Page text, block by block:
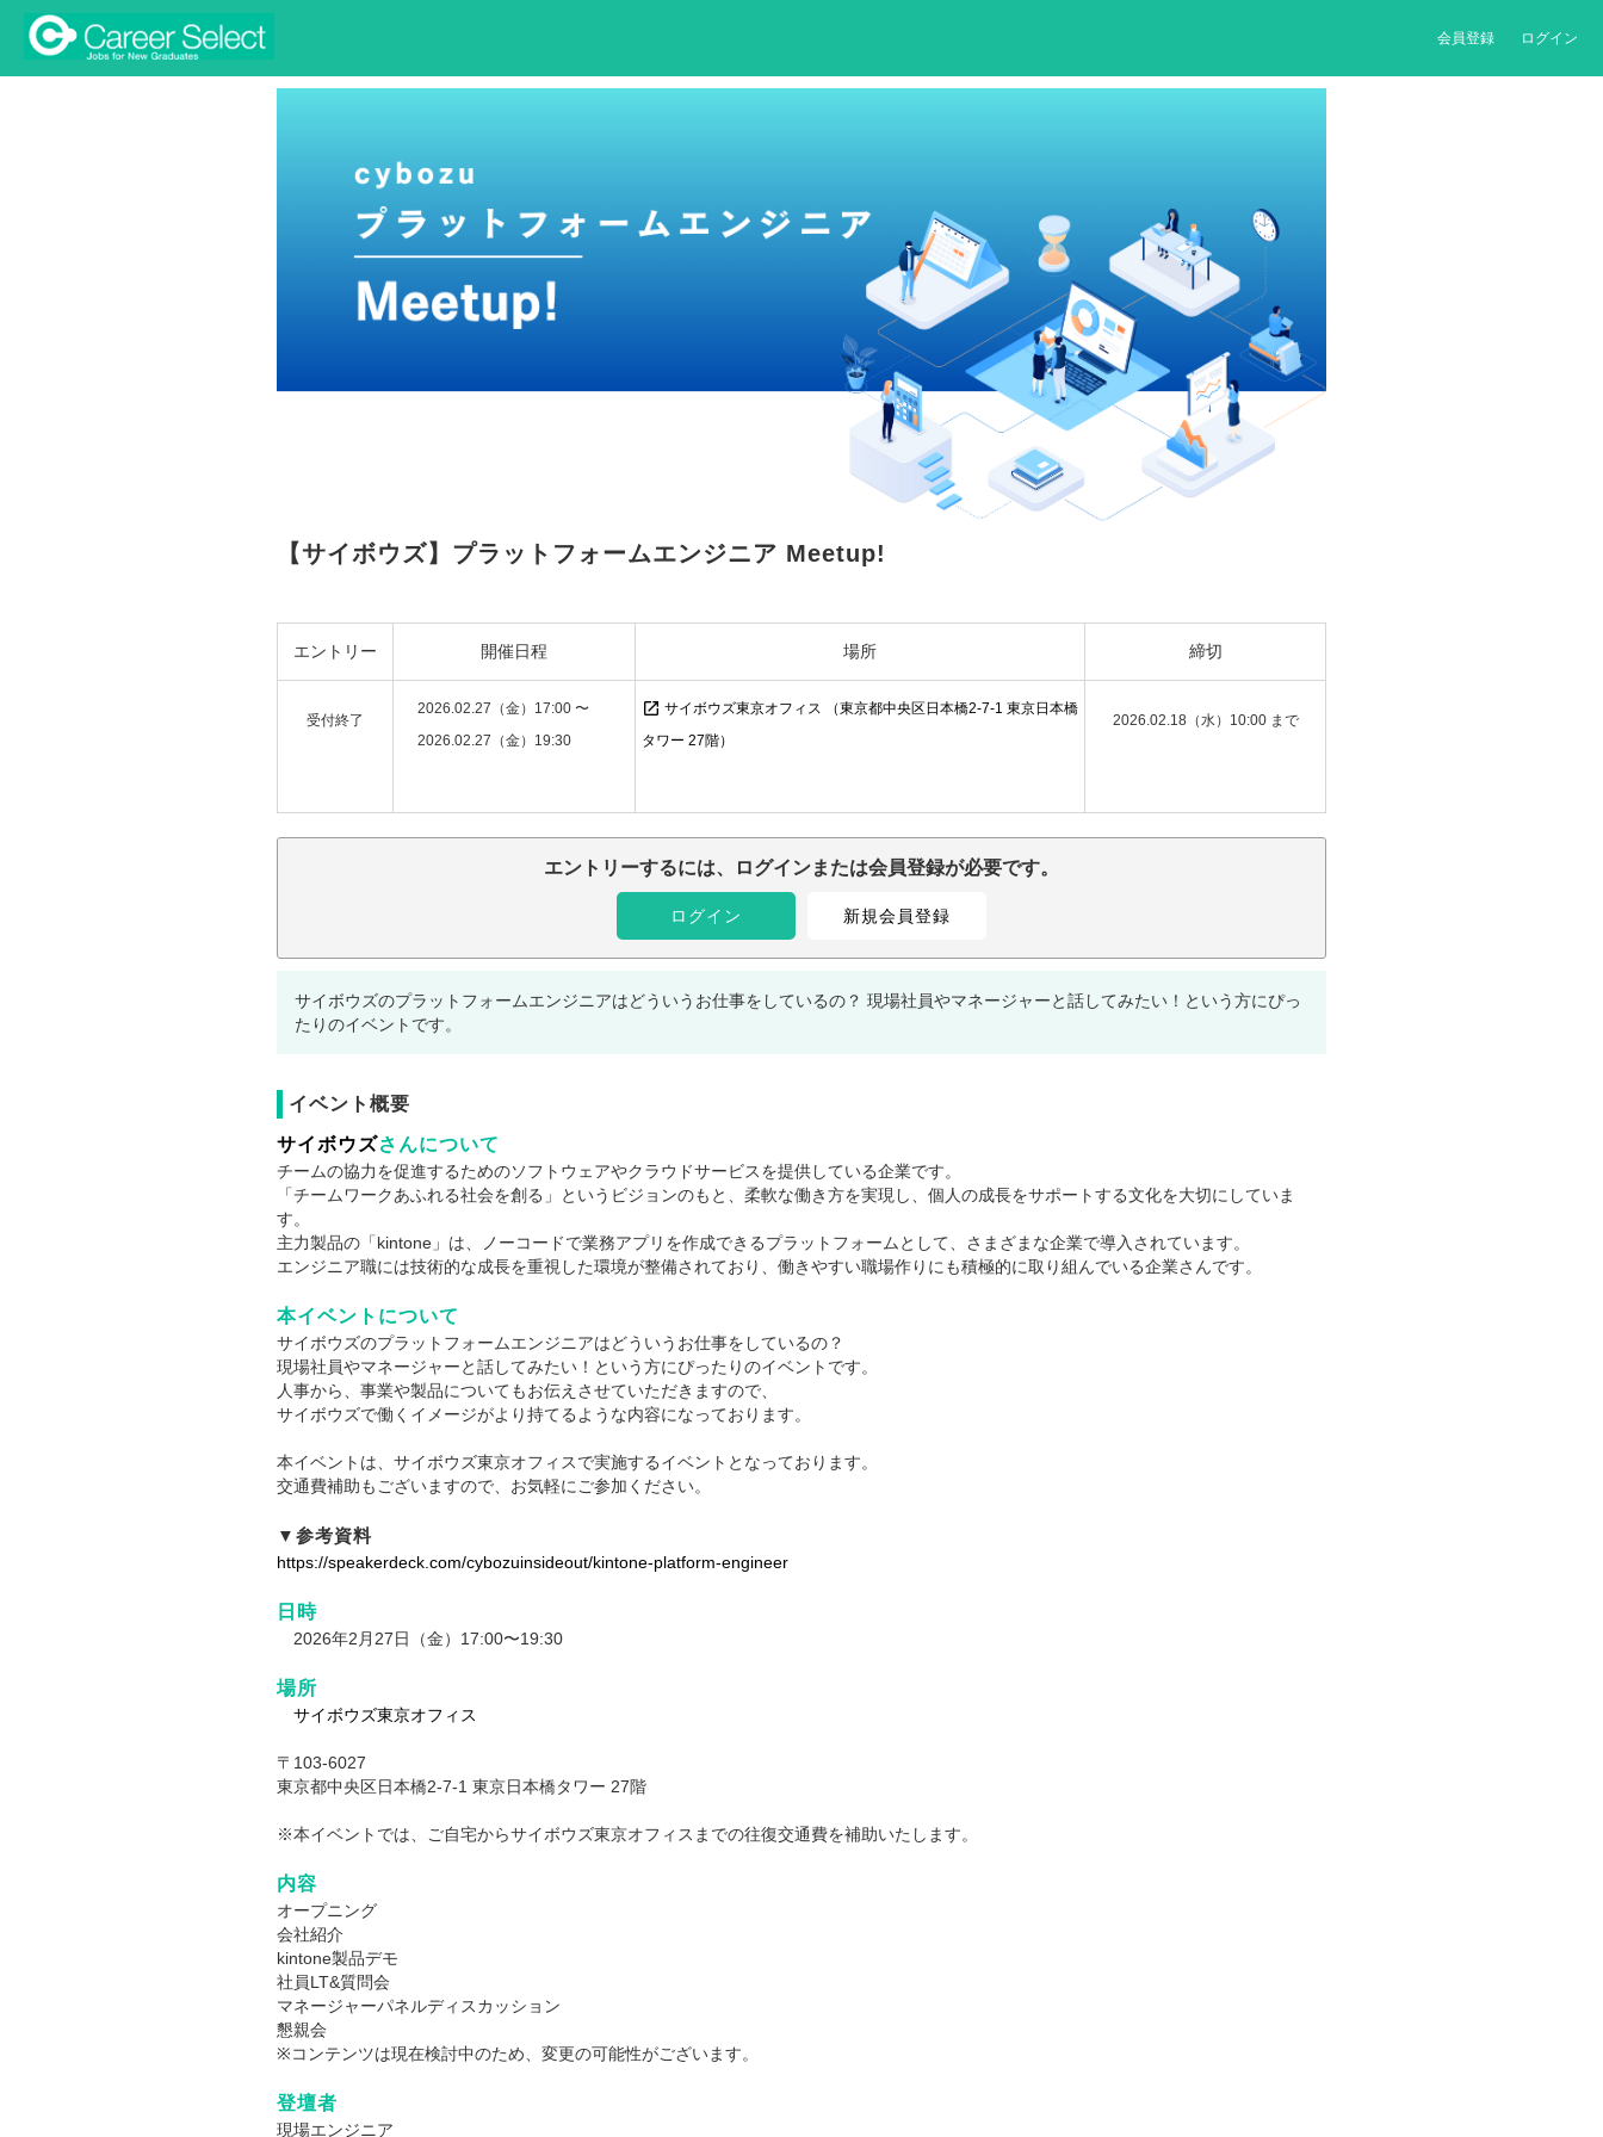
ログイン
会員登録
【サイボウズ】プラットフォームエンジニア Meetup!
エントリー 開催日程 場所 締切
受付終了
2026.02.27（金）17:00 〜
2026.02.27（金）19:30
open_in_new サイボウズ東京オフィス （東京都中央区日本橋2-7-1 東京日本橋
タワー 27階）
2026.02.18（水）10:00 まで
注意事項：
エントリーするには、ログインまたは会員登録が必要です。
ログイン 新規会員登録
サイボウズのプラットフォームエンジニアはどういうお仕事をしているの？ 現場社員やマネージャーと話してみたい！という方にぴっ
たりのイベントです。
イベント概要
サイボウズさんについて
チームの協力を促進するためのソフトウェアやクラウドサービスを提供している企業です。
「チームワークあふれる社会を創る」というビジョンのもと、柔軟な働き方を実現し、個人の成長をサポートする文化を大切にしていま
す。
主力製品の「kintone」は、ノーコードで業務アプリを作成できるプラットフォームとして、さまざまな企業で導入されています。
エンジニア職には技術的な成長を重視した環境が整備されており、働きやすい職場作りにも積極的に取り組んでいる企業さんです。
本イベントについて
サイボウズのプラットフォームエンジニアはどういうお仕事をしているの？
現場社員やマネージャーと話してみたい！という方にぴったりのイベントです。
人事から、事業や製品についてもお伝えさせていただきますので、
サイボウズで働くイメージがより持てるような内容になっております。
本イベントは、サイボウズ東京オフィスで実施するイベントとなっております。
交通費補助もございますので、お気軽にご参加ください。
▼参考資料
https://speakerdeck.com/cybozuinsideout/kintone-platform-engineer
日時
2026年2月27日（金）17:00〜19:30
場所
サイボウズ東京オフィス
〒103-6027
東京都中央区日本橋2-7-1 東京日本橋タワー 27階
※本イベントでは、ご自宅からサイボウズ東京オフィスまでの往復交通費を補助いたします。
内容
オープニング
会社紹介
kintone製品デモ
社員LT&質問会
マネージャーパネルディスカッション
懇親会
※コンテンツは現在検討中のため、変更の可能性がございます。
登壇者
現場エンジニア